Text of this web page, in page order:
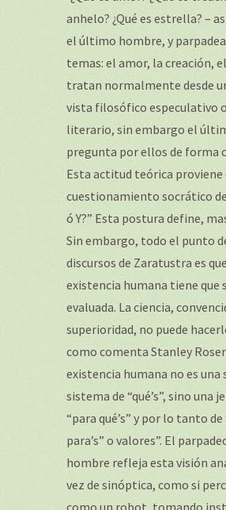
anhelo? ¿Qué es estrella? –
el último hombre, y
temas: el amor, la creación,
tratan normalmente desde
vista filosófico especulativo
literario, sin embargo el
pregunta por ellos de forma
Esta actitud teórica proviene
cuestionamiento socrático de
ó Y?” Esta postura define,
Sin embargo, todo el punto
discursos de Zaratustra es
existencia humana tiene que
evaluada. La ciencia,
superioridad, no puede
como comenta Stanley
existencia humana no es una
sistema de “qué’s”, sino una
“para qué’s” y por lo tanto de
para’s” o valores”. El
hombre refleja esta visión
vez de sinóptica, como si
como un robot, tomando